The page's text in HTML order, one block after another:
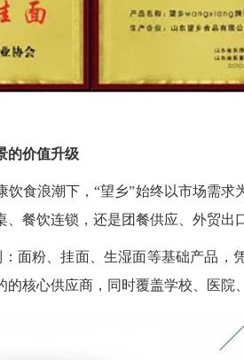
的价值升级
饮食浪潮下，“望乡”始终以市场需
、餐饮连锁，还是团餐供应、外贸出
面粉、挂面、生湿面等基础产品，
的核心供应商，同时覆盖学校、医院